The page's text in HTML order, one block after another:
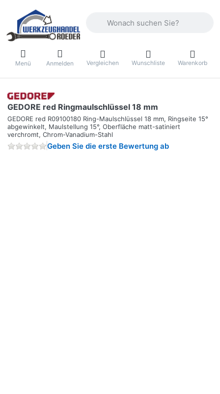
Menü Anmelden Vergleichen Wunschliste Warenkorb
GEDORE red Ringmaulschlüssel 18 mm
GEDORE red R09100180 Ring-Maulschlüssel 18 mm, Ringseite 15°
abgewinkelt, Maulstellung 15°, Oberfläche matt-satiniert
verchromt, Chrom-Vanadium-Stahl
Geben Sie die erste Bewertung ab